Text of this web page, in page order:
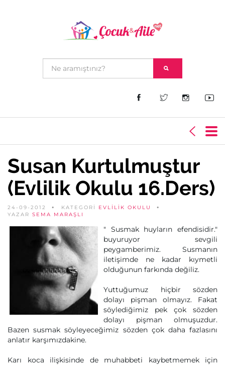
Susan Kurtulmuştur
(Evlilik Okulu 16.Ders)
24-09-2012 KATEGORİ EVLILIK OKULU
YAZAR SEMA MARAŞLI
" Susmak huyların efendisidir."
buyuruyor sevgili
peygamberimiz. Susmanın
iletişimde ne kadar kıymetli
olduğunun farkında değiliz.
Yuttuğumuz hiçbir sözden
dolayı pişman olmayız. Fakat
söylediğimiz pek çok sözden
dolayı pişman olmuşuzdur.
Bazen susmak söyleyeceğimiz sözden çok daha fazlasını
anlatır karşımızdakine.
Karı koca ilişkisinde de muhabbeti kaybetmemek için